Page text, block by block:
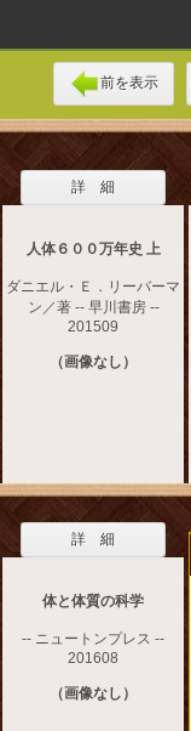
前を表示
詳 細
人体６００万年史 上
ダニエル・Ｅ．リーバーマ
ン／著 -- 早川書房 --
201509
（画像なし）
詳 細
体と体質の科学
-- ニュートンプレス --
201608
（画像なし）